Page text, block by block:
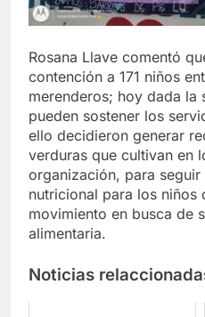
Rosana Llave comentó
contención a 171 niños
merenderos; hoy dada la
pueden sostener los
ello decidieron generar
verduras que cultivan en
organización, para
nutricional para los niños
movimiento en busca de
alimentaria.
Noticias